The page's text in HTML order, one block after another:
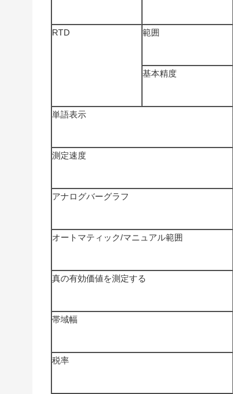
RTD 範囲
基本精度
単語表示
測定速度
アナログバーグラフ
オートマティック/マニュアル範囲
真の有効価値を測定する
帯域幅
税率